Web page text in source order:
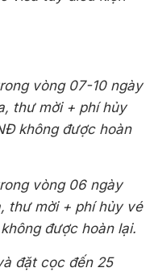
vòng 07-10 ngày
thư mời + phí hủy
không được hoàn
vòng 06 ngày
thư mời + phí hủy vé
được hoàn lại.
đặt cọc đến 25